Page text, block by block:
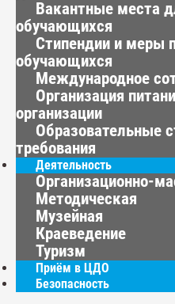
Вакантные места
обучающихся
Стипендии и меры
обучающихся
Международное
Организация
организации
Образовательные
требования
Деятельность
Организационно-
Методическая
Музейная
Краеведение
Туризм
Приём в ЦДО
Безопасность